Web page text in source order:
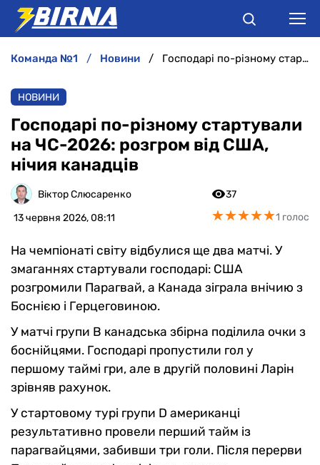
АНАЛІТИКА
ІНТЕРВ'Ю
РІЗНЕ
БУКМЕКЕРИ
команда №1 новини Господарі по-різному стартували на ЧС-2026: розгром від США, нічия канадців
НОВИНИ
Господарі по-різному стартували
на ЧС-2026: розгром від США,
нічия канадців
Віктор Слюсаренко
13 червня 2026, 08:11
37
★★★★★
★★★★★1 голос
На чемпіонаті світу відбулися ще два матчі. У
змаганнях стартували господарі: США
розгромили Парагвай, а Канада зіграла внічию з
Боснією і Герцеговиною.
У матчі групи В канадська збірна поділила очки з
боснійцями. Господарі пропустили гол у
першому таймі гри, але в другій половині Ларін
зрівняв рахунок.
У стартовому турі групи D американці
результативно провели перший тайм із
парагвайцями, забивши три голи. Після перерви